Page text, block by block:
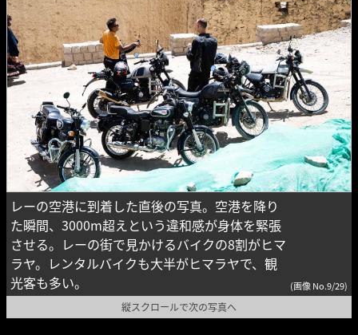
レーの空港に到着した直後の写真。空港を降り
た瞬間、3000m超えという違和感が身体を緊張
させる。レーの街で見かけるバイクの8割がヒマ
ラヤ。レンタルバイクも大半がヒマラヤで、観
光客も多い。
(画像 No.9/29)
縦スクロールで次の写真へ